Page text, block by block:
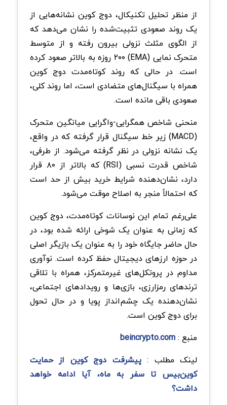
از منظر تحلیل تکنیکال، دوج کوین نشانه‌هایی از
یک روند صعودی تثبیت‌شده را نشان می‌دهد که
از الگوی مثلث نزولی بیرون رفته و از متوسط
متحرک نمایی (EMA) ۲۰۰ روزه به بالاتر صعود کرده
است. در حالی که روند کوتاه‌مدت دوج کوین
همراه با سیگنال‌های متضادی است، اما روند کلی،
صعودی باقی مانده است.
منحنی شاخص همگرایی-واگرایی میانگین متحرک
(MACD) زیر خط سیگنال قرار گرفته که در واقع،
یک نشانه نزولی در نظر گرفته می‌شود. از طرفی،
شاخص قدرت نسبی (RSI) که بالاتر از ۸۰ قرار
دارد، نشان‌دهنده شرایط خرید بیش از حد است
که احتمالاً منجر به اصلاح موقت می‌شود.
علی‌رغم تمام این نوسانات کوتاه‌مدت، دوج کوین
که زمانی به عنوان یک شوخی ارائه شده بود، در
حال حاضر جایگاه خود را به عنوان یک بازیگر اصلی
در حوزه ارزهای دیجیتال حفظ کرده است. نوآوری
مداوم در پروتکل‌های غیرمتمرکز، همراه با تلاقی
ترندهای رمزارزی، بازی‌ها و رویدادهای اجتماعی،
نشان‌دهنده یک چشم‌انداز پویا و در حال تحول
برای دوج کوین است.
منبع :beincrypto.com
لینک مطلب :پیشرفت دوج کوین از حمایت
کوین‌بیس تا سفر به ماه، آیا ادامه خواهد
داشت؟